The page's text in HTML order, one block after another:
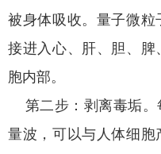
被身体吸收。量子微
接进入心、肝、胆、脾
胞内部。
第二步：剥离毒垢。
量波，可以与人体细